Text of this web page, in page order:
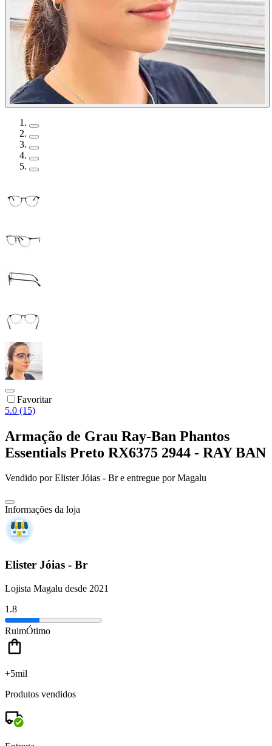
Favoritar
5.0 (15)
Armação de Grau Ray-Ban Phantos
Essentials Preto RX6375 2944 - RAY BAN
Vendido porElister Jóias - Bre entregue por Magalu
Informações da loja
Elister Jóias - Br
Lojista Magalu desde 2021
1.8
RuimÓtimo
+5mil
Produtos vendidos